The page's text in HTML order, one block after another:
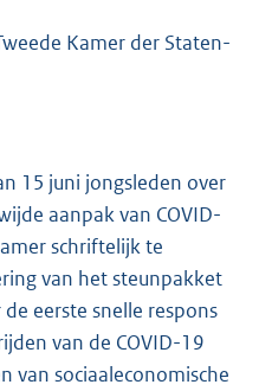
Kamer der Staten-
15 juni jongsleden over
aanpak van COVID-
schriftelijk te
van het steunpakket
eerste snelle respons
van de COVID-19
van sociaaleconomische